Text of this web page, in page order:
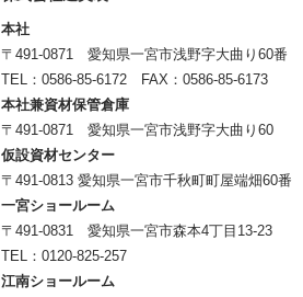
本社
〒491-0871 愛知県一宮市浅野字大曲り60番
TEL： 0586-85-6172 FAX：0586-85-6173
本社兼資材保管倉庫
〒491-0871 愛知県一宮市浅野字大曲り60
仮設資材センター
〒491-0813 愛知県一宮市千秋町町屋端畑60番
一宮ショールーム
〒491-0831 愛知県一宮市森本4丁目13-23
TEL： 0120-825-257
江南ショールーム